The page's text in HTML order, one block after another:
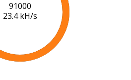
92000
22.5 kH/s